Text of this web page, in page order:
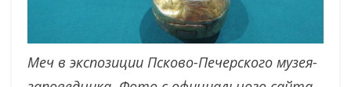
Меч в экспозиции Псково-Печерского музея-